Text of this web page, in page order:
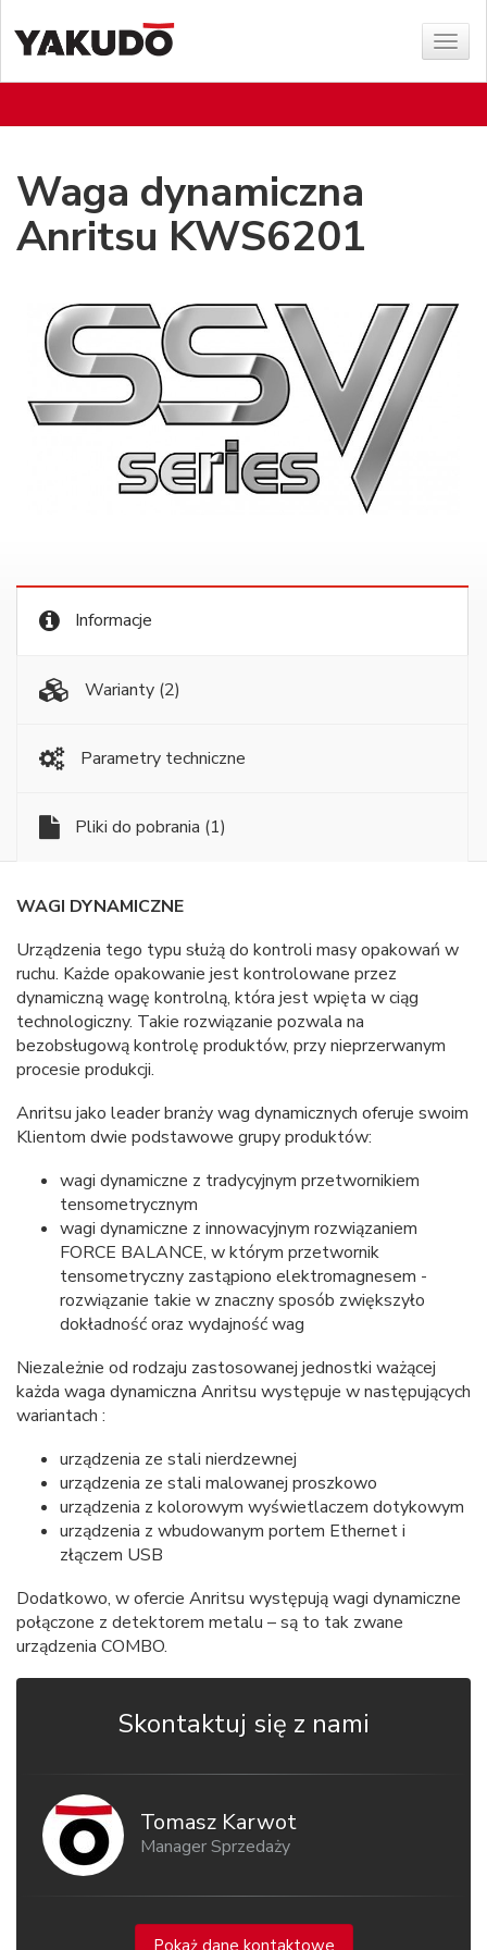
menu
Waga dynamiczna
Anritsu KWS6201
Informacje
Warianty (2)
Parametry techniczne
Pliki do pobrania (1)
WAGI DYNAMICZNE
Urządzenia tego typu służą do kontroli masy opakowań w
ruchu. Każde opakowanie jest kontrolowane przez
dynamiczną wagę kontrolną, która jest wpięta w ciąg
technologiczny. Takie rozwiązanie pozwala na
bezobsługową kontrolę produktów, przy nieprzerwanym
procesie produkcji.
Anritsu jako leader branży wag dynamicznych oferuje swoim
Klientom dwie podstawowe grupy produktów:
wagi dynamiczne z tradycyjnym przetwornikiem
tensometrycznym
wagi dynamiczne z innowacyjnym rozwiązaniem
FORCE BALANCE, w którym przetwornik
tensometryczny zastąpiono elektromagnesem -
rozwiązanie takie w znaczny sposób zwiększyło
dokładność oraz wydajność wag
Niezależnie od rodzaju zastosowanej jednostki ważącej
każda waga dynamiczna Anritsu występuje w następujących
wariantach :
urządzenia ze stali nierdzewnej
urządzenia ze stali malowanej proszkowo
urządzenia z kolorowym wyświetlaczem dotykowym
urządzenia z wbudowanym portem Ethernet i
złączem USB
Dodatkowo, w ofercie Anritsu występują wagi dynamiczne
połączone z detektorem metalu – są to tak zwane
urządzenia COMBO.
Skontaktuj się z nami
Tomasz Karwot
Manager Sprzedaży